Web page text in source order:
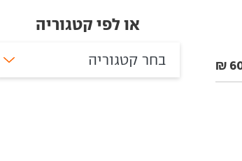
או לפי קטגוריה
בחר קטגוריה